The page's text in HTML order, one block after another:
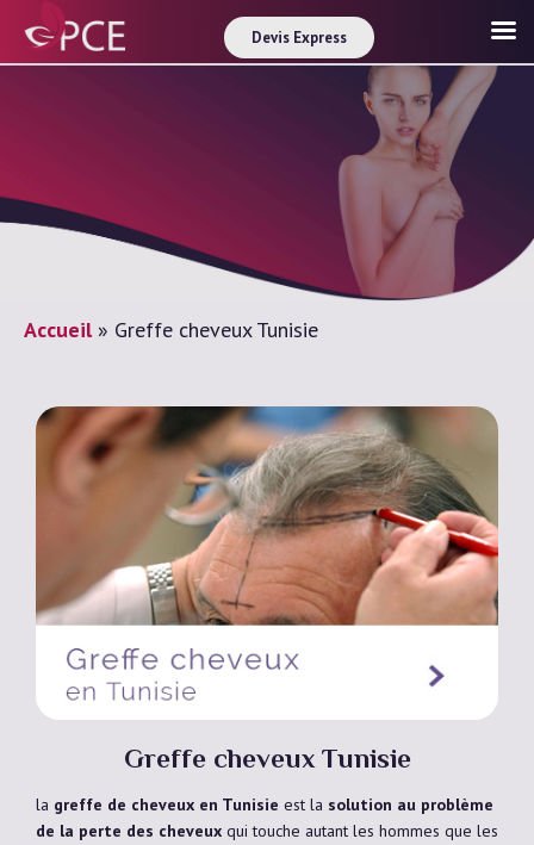
Accueil» Greffe cheveux Tunisie
Greffe cheveux Tunisie
la greffe de cheveux en Tunisie est la solution au problème
de la perte des cheveux qui touche autant les hommes que les
Devis Express